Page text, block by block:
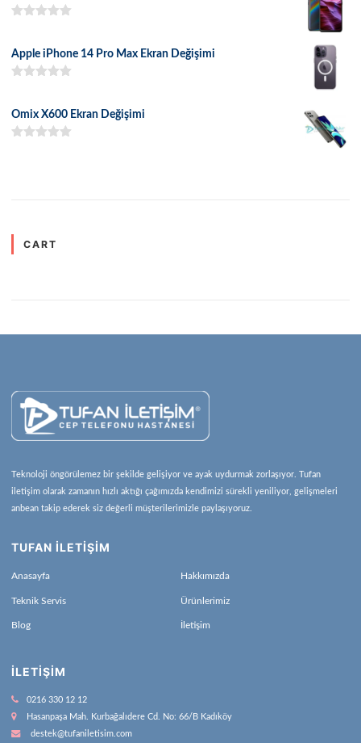
Apple iPhone 14 Pro Max Ekran Değişimi
Omix X600 Ekran Değişimi
CART
Teknoloji öngörülemez bir şekilde gelişiyor ve ayak uydurmak zorlaşıyor. Tufan
iletişim olarak zamanın hızlı aktığı çağımızda kendimizi sürekli yeniliyor, gelişmeleri
anbean takip ederek siz değerli müşterilerimizle paylaşıyoruz.
TUFAN İLETİŞİM
Anasayfa Hakkımızda
Teknik Servis Ürünlerimiz
Blog İletişim
İLETIŞIM
0216 330 12 12
Hasanpaşa Mah. Kurbağalıdere Cd. No: 66/B Kadıköy
destek@tufaniletisim.com